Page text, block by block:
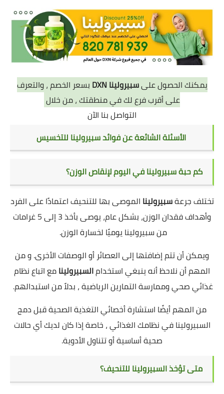
يمكنك الحصول علىسبيرولينا DXN
بسعر الخصم ، والتعرف
على أقرب فرع لك في منطقتك ، من خلال
التواصل بنا الآن
الأسئلة الشائعة عن فوائد سبيرولينا للتخسيس
كم حبةسبيرولينافي اليوم لإنقاص الوزن؟
تختلف جرعةسبيرولينا الموصى بها للتنحيف اعتمادًا على الفرد
وأهداف فقدان الوزن، بشكل عام، يوصى بأخذ 3 إلى 5 غرامات
من سبيرولينا يوميًا لخسارة الوزن.
ويمكن أن تتم إضافتها إلى العصائر أو الوصفات الأخرى. و من
المهم أن نلاحظ أنه ينبغي استخدامالسبيرولينامع اتباع نظام
غذائي صحي وممارسة التمارين الرياضية ، بدلاً من استبدالهم.
من المهم أيضًا استشارة أخصائي التغذية الصحية قبل دمج
السبيرولينا في نظامك الغذائي ، خاصة إذا كان لديك أي حالات
صحية أساسية أو تتناول الأدوية.
متى تؤخذ السبيرولينا للتنحيف؟